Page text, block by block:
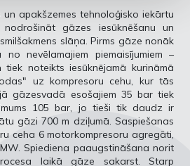
un apakšzemes tehnoloģisko iekārtu
gāzes iesūknēšanu un
slāņa. Pirms gāze nonāk
nevēlamajiem piemaisījumiem –
noteikts iesūknējamā kurināmā
uz kompresoru cehu, kur tās
gāzesvadā esošajiem 35 bar tiek
105 bar, jo tieši tik daudz ir
gāzi 700 m dziļumā. Saspiešanas
ceha 6 motorkompresoru agregāti,
Spiediena paaugstināšana norit
laikā gāze sakarst. Starp